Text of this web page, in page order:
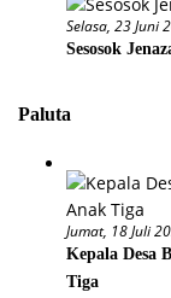
Selasa, 23 Juni
Sesosok
Paluta
Jumat, 18 Juli
Kepala Desa
Tiga